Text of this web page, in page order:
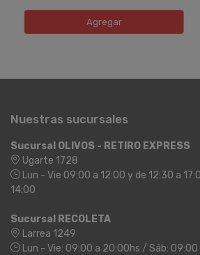
Agregar
Nuestras sucursales
Sucursal OLIVOS - RETIRO EXPRESS
Ugarte 1728
Lun - Vie 09:00 a 12:00 y de 12:30 a
14:00
Sucursal RECOLETA
Larrea 1249
Lun - Vie: 09:00 a 20:00hs / Sáb: 09:00